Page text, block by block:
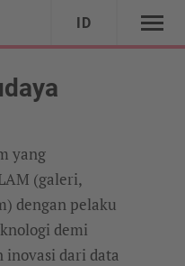
ID
yang
(galeri,
dengan pelaku
demi
inovasi dari data